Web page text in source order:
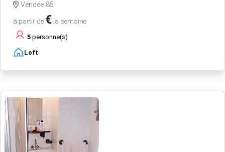
Vendée 85
à partir de € la semaine
5 personne(s)
Loft